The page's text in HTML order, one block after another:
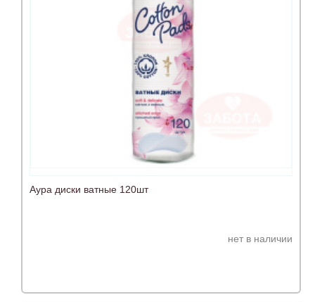
Аура диски ватные 120шт
нет в наличии